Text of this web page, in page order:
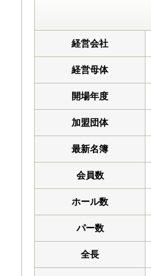
経営会社
経営母体
開場年度
加盟団体
最新名簿
会員数
ホール数
パー数
全長